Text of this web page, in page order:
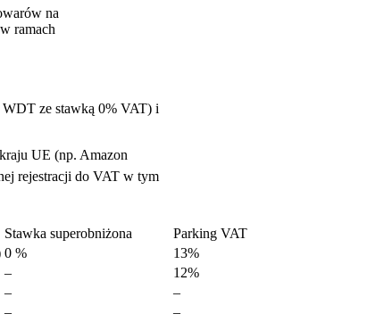
na
ramach
WDT ze stawką 0% VAT) i
UE (np. Amazon
rejestracji do VAT w tym
Stawka superobniżona
Parking VAT
0 %
13%
–
12%
–
–
–
–